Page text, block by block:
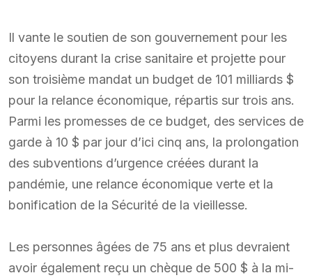
Il vante le soutien de son gouvernement pour les
citoyens durant la crise sanitaire et projette pour
son troisième mandat un budget de 101 milliards $
pour la relance économique, répartis sur trois ans.
Parmi les promesses de ce budget, des services de
garde à 10 $ par jour d’ici cinq ans, la prolongation
des subventions d’urgence créées durant la
pandémie, une relance économique verte et la
bonification de la Sécurité de la vieillesse.
Les personnes âgées de 75 ans et plus devraient
avoir également reçu un chèque de 500 $ à la mi-